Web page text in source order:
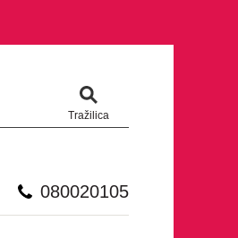
Tražilica
080020105